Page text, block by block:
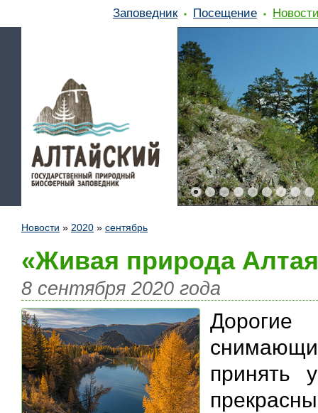
Заповедник Посещение
Новости » 2020 » сентябрь
«Живая природа
8 сентября 2020 года
принять